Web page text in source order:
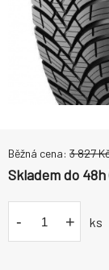
Běžná cena: 3 827
Skladem do 48h
- + ks